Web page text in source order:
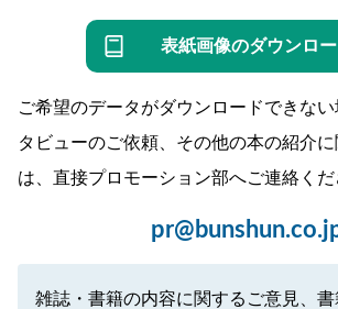
表紙画像のダウンロ
ご希望のデータがダウンロードできな
タビューのご依頼、その他の本の紹介
は、直接プロモーション部へご連絡くだ
雑誌・書籍の内容に関するご意見、